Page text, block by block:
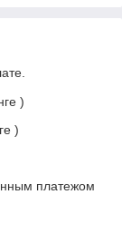
)
)
платежом